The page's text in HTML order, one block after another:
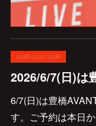
2026.03.20 13:06
6/7(日)は豊橋
す。ご予約は本日